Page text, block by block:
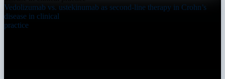
Vedolizumab vs. ustekinumab as second-line therapy in Crohn’s
disease in clinical
practice